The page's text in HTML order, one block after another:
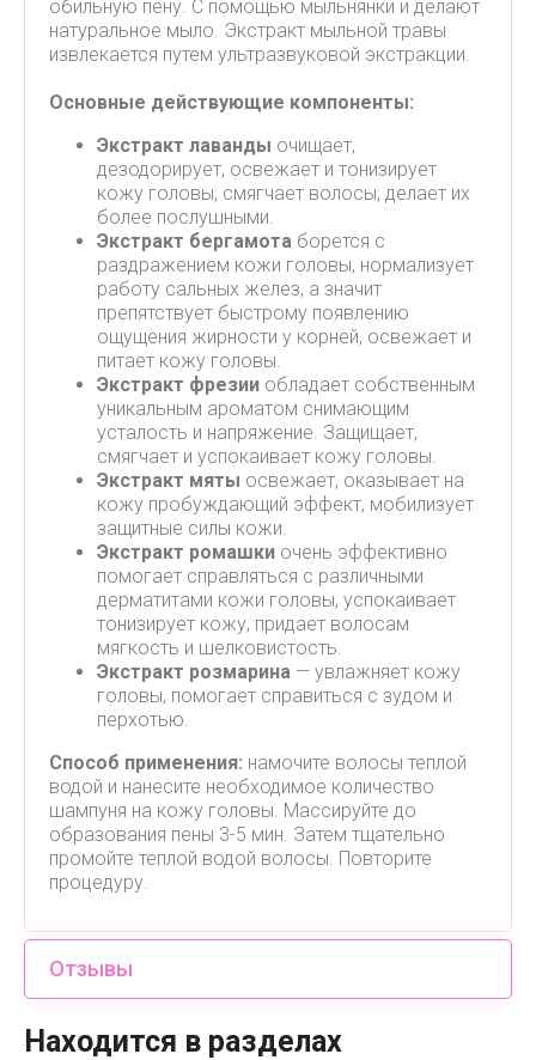
обильную пену. С помощью мыльнянки и делают
натуральное мыло. Экстракт мыльной травы
извлекается путем ультразвуковой экстракции.
Основные действующие компоненты:
Экстракт лаванды очищает,
дезодорирует, освежает и тонизирует
кожу головы, смягчает волосы, делает их
более послушными.
Экстракт бергамота борется с
раздражением кожи головы, нормализует
работу сальных желез, а значит
препятствует быстрому появлению
ощущения жирности у корней, освежает и
питает кожу головы.
Экстракт фрезии обладает собственным
уникальным ароматом снимающим
усталость и напряжение. Защищает,
смягчает и успокаивает кожу головы.
Экстракт мяты освежает, оказывает на
кожу пробуждающий эффект, мобилизует
защитные силы кожи.
Экстракт ромашки очень эффективно
помогает справляться с различными
дерматитами кожи головы, успокаивает
тонизирует кожу, придает волосам
мягкость и шелковистость.
Экстракт розмарина — увлажняет кожу
головы, помогает справиться с зудом и
перхотью.
Способ применения: намочите волосы теплой
водой и нанесите необходимое количество
шампуня на кожу головы. Массируйте до
образования пены 3-5 мин. Затем тщательно
промойте теплой водой волосы. Повторите
процедуру.
Отзывы
Находится в разделах